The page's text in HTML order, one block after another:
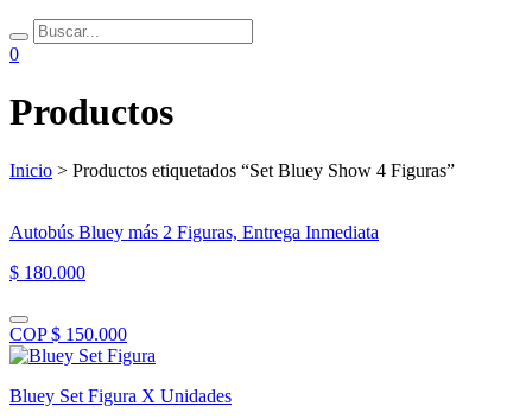
0
Productos
Inicio > Productos etiquetados “Set Bluey Show 4 Figuras”
Autobús Bluey más 2 Figuras, Entrega Inmediata
$ 180.000
COP $ 150.000
Bluey Set Figura X Unidades